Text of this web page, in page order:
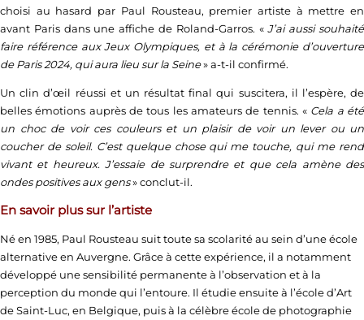
choisi au hasard par Paul Rousteau, premier artiste à mettre en
avant Paris dans une affiche de Roland-Garros. «J’ai aussi souhaité
faire référence aux Jeux Olympiques, et à la cérémonie d’ouverture
de Paris 2024, qui aura lieu sur la Seine» a-t-il confirmé.
Un clin d’œil réussi et un résultat final qui suscitera, il l’espère, de
belles émotions auprès de tous les amateurs de tennis. « Cela a été
un choc de voir ces couleurs et un plaisir de voir un lever ou un
coucher de soleil. C’est quelque chose qui me touche, qui me rend
vivant et heureux. J’essaie de surprendre et que cela amène des
ondes positives aux gens» conclut-il.
En savoir plus sur l’artiste
Né en 1985, Paul Rousteau suit toute sa scolarité au sein d’une école
alternative en Auvergne. Grâce à cette expérience, il a notamment
développé une sensibilité permanente à l’observation et à la
perception du monde qui l’entoure. Il étudie ensuite à l’école d’Art
de Saint-Luc, en Belgique, puis à la célèbre école de photographie